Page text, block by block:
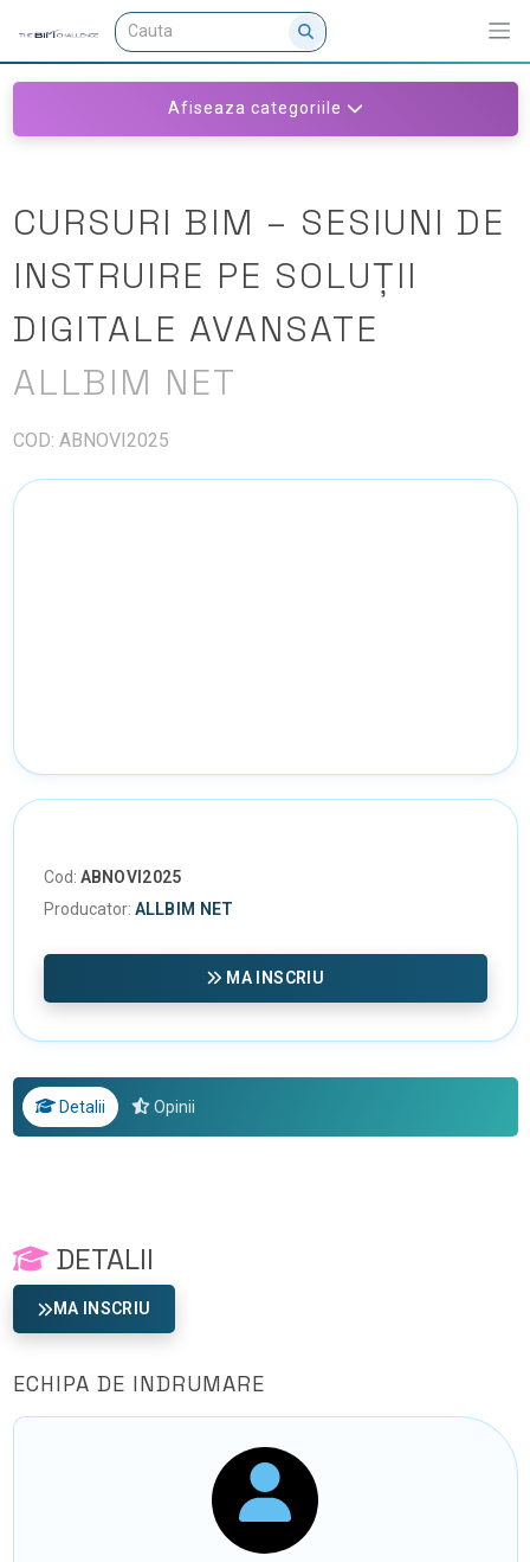
Afiseaza categoriile
CURSURI BIM – SESIUNI DE
INSTRUIRE PE SOLUȚII
DIGITALE AVANSATE
ALLBIM NET
COD: ABNOVI2025
Cod: ABNOVI2025
Producator: ALLBIM NET
MA INSCRIU
Detalii Opinii
DETALII
MA INSCRIU
ECHIPA DE INDRUMARE